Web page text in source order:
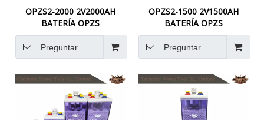
OPZS2-2000 2V2000AH
BATERÍA OPZS
Preguntar
OPZS2-1500 2V1500AH
BATERÍA OPZS
Preguntar